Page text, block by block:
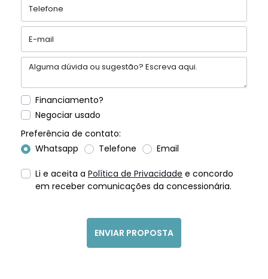
Financiamento?
Negociar usado
Preferência de contato:
Whatsapp
Telefone Email
Li e aceita a Política de Privacidade e concordo
em receber comunicações da concessionária.
ENVIAR PROPOSTA